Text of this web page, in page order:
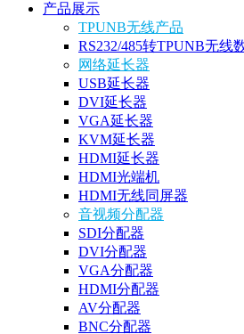
产品展示
TPUNB无线产品
RS232/485转TPUNB无线
网络延长器
USB延长器
DVI延长器
VGA延长器
KVM延长器
HDMI延长器
HDMI光端机
HDMI无线同屏器
音视频分配器
SDI分配器
DVI分配器
VGA分配器
HDMI分配器
AV分配器
BNC分配器